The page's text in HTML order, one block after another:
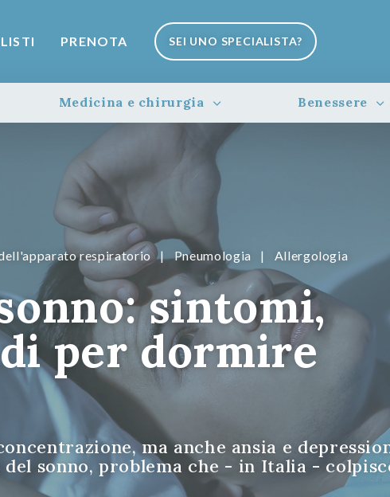
PRENOTA SEI UNO SPECIALISTA?
Medicina e chirurgia Benessere
respiratorio | Pneumologia | Allergologia
sintomi,
per dormire
ma anche ansia e
sonno, problema che - in Italia -